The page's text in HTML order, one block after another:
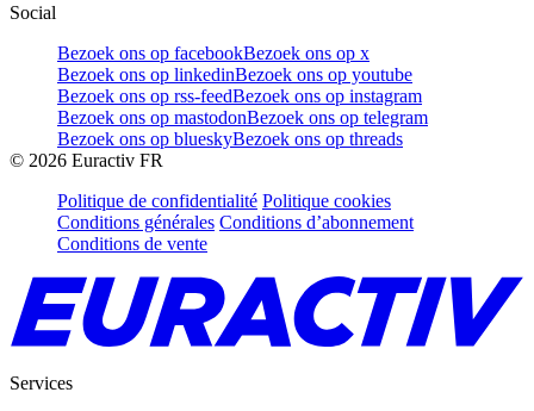
Social
Bezoek ons op facebookBezoek ons op x
Bezoek ons op linkedinBezoek ons op youtube
Bezoek ons op rss-feedBezoek ons op instagram
Bezoek ons op mastodonBezoek ons op telegram
Bezoek ons op blueskyBezoek ons op threads
© 2026 Euractiv FR
Politique de confidentialité Politique cookies
Conditions générales Conditions d’abonnement
Conditions de vente
Services